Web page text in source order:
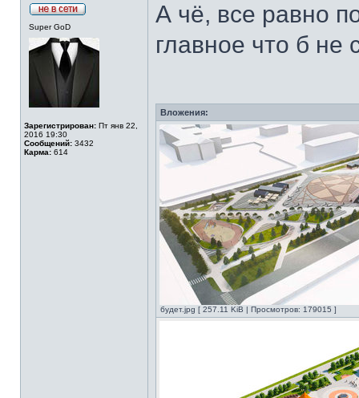
Super GoD
Зарегистрирован: Пт янв 22,
2016 19:30
Сообщений: 3432
Карма: 614
А чё, все равно
главное что б не
Вложения:
будет.jpg [ 257.11 KiB | Просмотров: 179015 ]